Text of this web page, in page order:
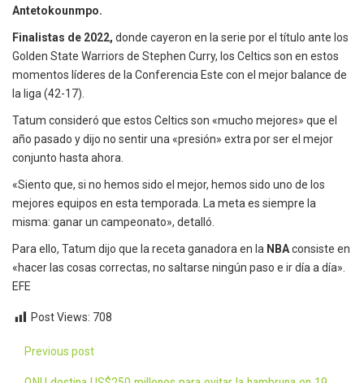
Antetokounmpo.
Finalistas de 2022, donde cayeron en la serie por el título ante los
Golden State Warriors de Stephen Curry, los Celtics son en estos
momentos líderes de la Conferencia Este con el mejor balance de
la liga (42-17).
Tatum consideró que estos Celtics son «mucho mejores» que el
año pasado y dijo no sentir una «presión» extra por ser el mejor
conjunto hasta ahora.
«Siento que, si no hemos sido el mejor, hemos sido uno de los
mejores equipos en esta temporada. La meta es siempre la
misma: ganar un campeonato», detalló.
Para ello, Tatum dijo que la receta ganadora en la NBAconsiste en
«hacer las cosas correctas, no saltarse ningún paso e ir día a día».
EFE
Post Views: 708
Post
navigation
Previous post